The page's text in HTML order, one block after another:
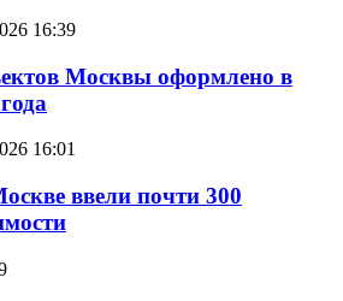
16:39
Москвы оформлено в
16:01
ввели почти 300